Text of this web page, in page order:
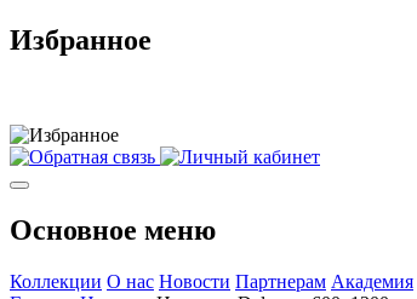
Избранное
Основное меню
Коллекции О нас Новости Партнерам Академия